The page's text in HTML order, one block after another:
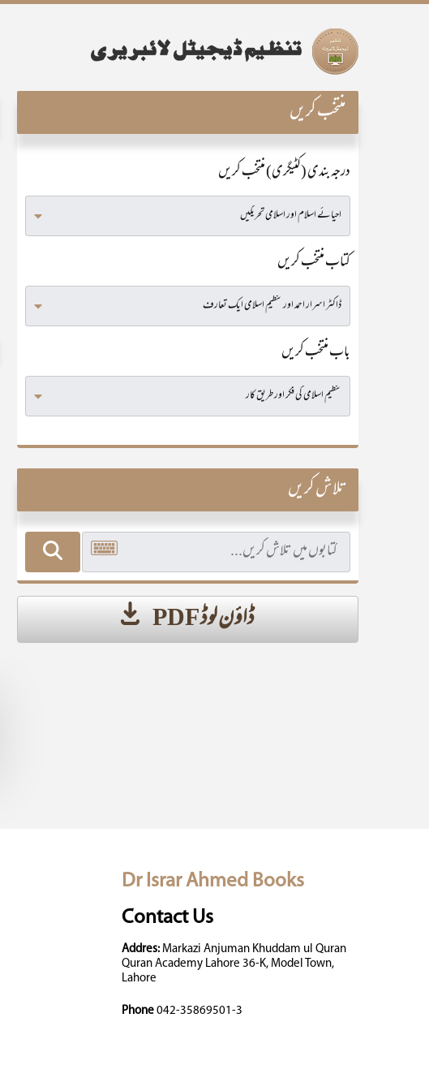
منتخب کریں
درجہ بندی (کٹیگری) منتخب کریں
کتاب منتخب کریں
باب منتخب کریں
تلاش کریں
ڈاؤن لوڈ PDF
Dr Israr Ahmed Books
Contact Us
Addres:Markazi Anjuman Khuddam ul Quran
Quran Academy Lahore 36-K, Model Town,
Lahore
Phone 042-35869501-3